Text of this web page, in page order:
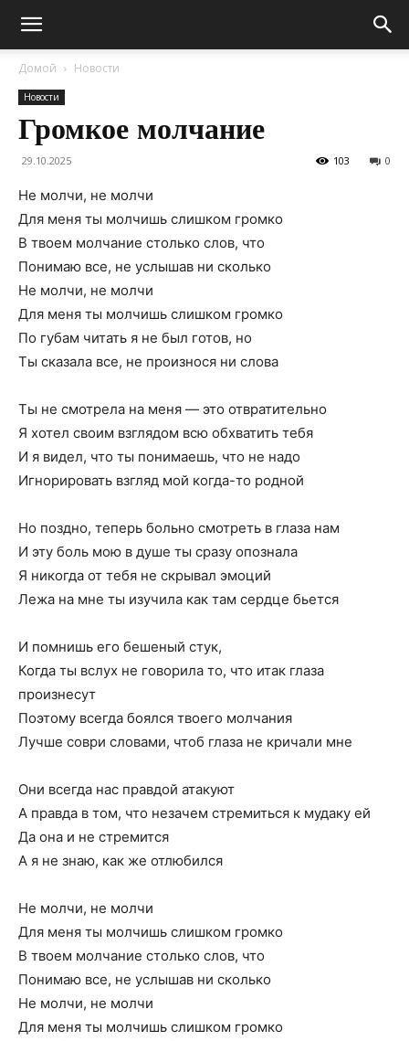
Домой Новости
Новости
Громкое молчание
29.10.2025 0
103
Не молчи, не молчи
Для меня ты молчишь слишком громко
В твоем молчание столько слов, что
Понимаю все, не услышав ни сколько
Не молчи, не молчи
Для меня ты молчишь слишком громко
По губам читать я не был готов, но
Ты сказала все, не произнося ни слова
Ты не смотрела на меня — это отвратительно
Я хотел своим взглядом всю обхватить тебя
И я видел, что ты понимаешь, что не надо
Игнорировать взгляд мой когда-то родной
Но поздно, теперь больно смотреть в глаза нам
И эту боль мою в душе ты сразу опознала
Я никогда от тебя не скрывал эмоций
Лежа на мне ты изучила как там сердце бьется
И помнишь его бешеный стук,
Когда ты вслух не говорила то, что итак глаза
произнесут
Поэтому всегда боялся твоего молчания
Лучше соври словами, чтоб глаза не кричали мне
Они всегда нас правдой атакуют
А правда в том, что незачем стремиться к мудаку ей
Да она и не стремится
А я не знаю, как же отлюбился
Не молчи, не молчи
Для меня ты молчишь слишком громко
В твоем молчание столько слов, что
Понимаю все, не услышав ни сколько
Не молчи, не молчи
Для меня ты молчишь слишком громко